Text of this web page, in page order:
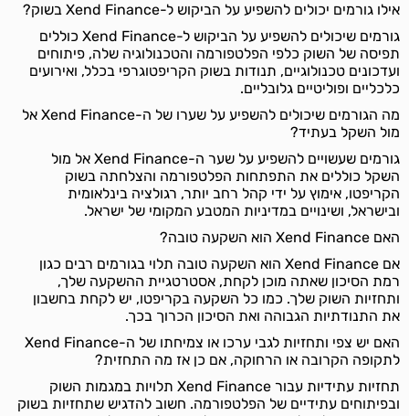
אילו גורמים יכולים להשפיע על הביקוש ל-Xend Finance בשוק?
גורמים שיכולים להשפיע על הביקוש ל-Xend Finance כוללים
תפיסה של השוק כלפי הפלטפורמה והטכנולוגיה שלה, פיתוחים
ועדכונים טכנולוגיים, תנודות בשוק הקריפטוגרפי בכלל, ואירועים
כלכליים ופוליטיים גלובליים.
מה הגורמים שיכולים להשפיע על שערו של ה-Xend Finance אל
מול השקל בעתיד?
גורמים שעשויים להשפיע על שער ה-Xend Finance אל מול
השקל כוללים את התפתחות הפלטפורמה והצלחתה בשוק
הקריפטו, אימוץ על ידי קהל רחב יותר, רגולציה בינלאומית
ובישראל, ושינויים במדיניות המטבע המקומי של ישראל.
האם Xend Finance הוא השקעה טובה?
אם Xend Finance הוא השקעה טובה תלוי בגורמים רבים כגון
רמת הסיכון שאתה מוכן לקחת, אסטרטגיית ההשקעה שלך,
ותחזיות השוק שלך. כמו כל השקעה בקריפטו, יש לקחת בחשבון
את התנודתיות הגבוהה ואת הסיכון הכרוך בכך.
האם יש צפי ותחזיות לגבי ערכו או צמיחתו של ה-Xend Finance
לתקופה הקרובה או הרחוקה, אם כן אז מה התחזית?
תחזיות עתידיות עבור Xend Finance תלויות במגמות השוק
ובפיתוחים עתידיים של הפלטפורמה. חשוב להדגיש שתחזיות בשוק